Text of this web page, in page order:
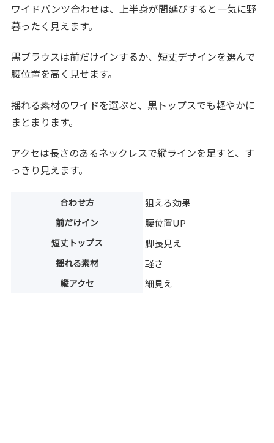
ワイドパンツ合わせは、上半身が間延びすると一気に野
暮ったく見えます。
黒ブラウスは前だけインするか、短丈デザインを選んで
腰位置を高く見せます。
揺れる素材のワイドを選ぶと、黒トップスでも軽やかに
まとまります。
アクセは長さのあるネックレスで縦ラインを足すと、す
っきり見えます。
合わせ方 狙える効果
前だけイン 腰位置UP
短丈トップス 脚長見え
揺れる素材 軽さ
縦アクセ 細見え